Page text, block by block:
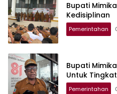
Bupati
Kedisiplinan
Pemerintahan
Bupati
Untuk
Pemerintahan